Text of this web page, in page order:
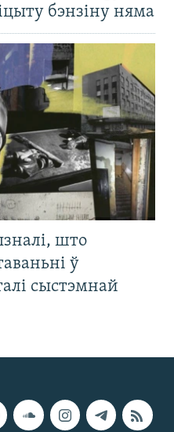
бэнзіну няма
што
ў
сыстэмнай